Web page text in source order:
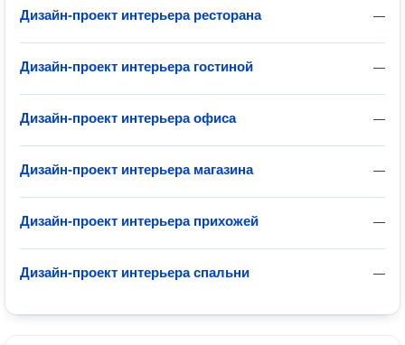
—
Дизайн-проект интерьера ресторана
—
Дизайн-проект интерьера гостиной
—
Дизайн-проект интерьера офиса
—
Дизайн-проект интерьера магазина
—
Дизайн-проект интерьера прихожей
—
Дизайн-проект интерьера спальни